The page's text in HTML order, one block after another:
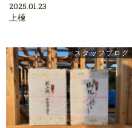
2025.01.23
上棟
スタッフブログ